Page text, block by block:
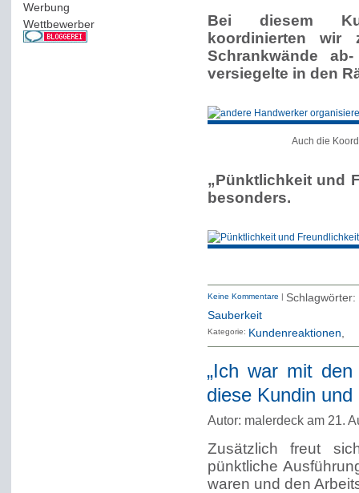
Werbung
Wettbewerber(61)
Bei diesem
koordinierten
Schrankwände
versiegelte in den
Auch die
„Pünktlichkeit und
besonders.
Keine Kommentare |
Sauberkeit
Kategorie: Kundenreaktionen
„Ich war mit den
diese Kundin
Autor: malerdeck am 21.
Zusätzlich freut
pünktliche
waren und den